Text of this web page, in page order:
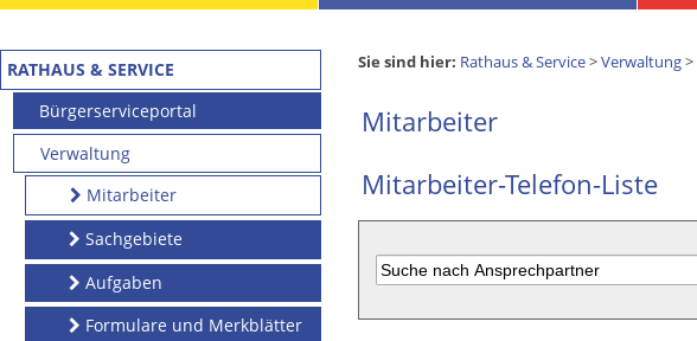
RATHAUS & SERVICE
Bürgerserviceportal
Verwaltung
Mitarbeiter
Sachgebiete
Aufgaben
Formulare und Merkblätter
Sie sind hier: Rathaus & Service>Verwaltung>
Mitarbeiter
Mitarbeiter-Telefon-Liste